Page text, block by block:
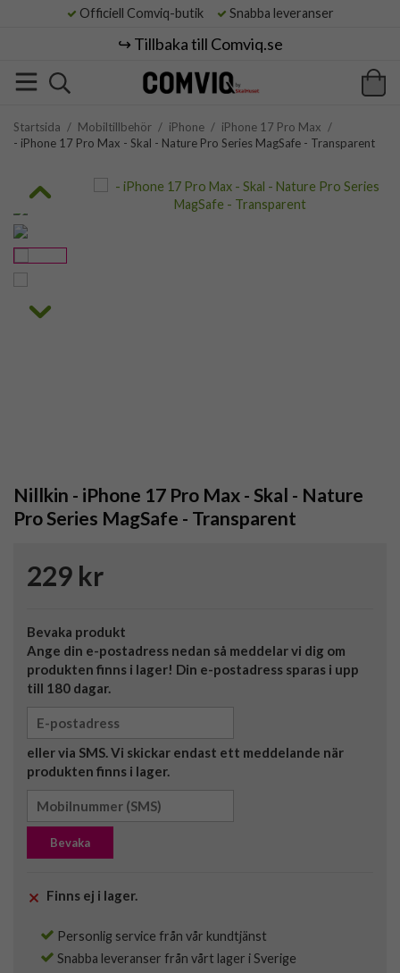
Officiell Comviq-butik Snabba leveranser
↪️ Tillbaka till Comviq.se
Startsida / Mobiltillbehör / iPhone / iPhone 17 Pro Max /
- iPhone 17 Pro Max - Skal - Nature Pro Series MagSafe - Transparent
Nillkin - iPhone 17 Pro Max - Skal - Nature
Pro Series MagSafe - Transparent
229 kr
Bevaka produkt
Ange din e-postadress nedan så meddelar vi dig om
produkten finns i lager! Din e-postadress sparas i upp
till 180 dagar.
eller via SMS. Vi skickar endast ett meddelande när
produkten finns i lager.
Bevaka
Finns ej i lager.
Personlig service från vår kundtjänst
Snabba leveranser från vårt lager i Sverige